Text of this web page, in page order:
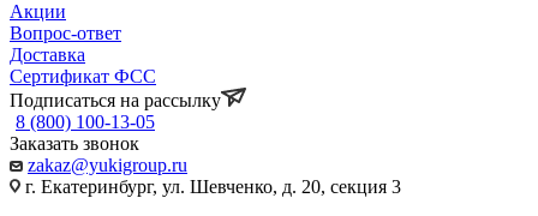
Акции
Вопрос-ответ
Доставка
Сертификат ФСС
Подписаться на рассылку
8 (800) 100-13-05
Заказать звонок
zakaz@yukigroup.ru
г. Екатеринбург, ул. Шевченко, д. 20, секция 3